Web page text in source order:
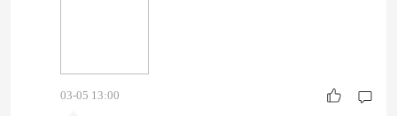
03-05 13:00